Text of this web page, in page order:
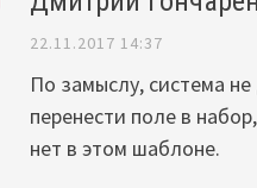
22.11.2017 14:37
По замыслу, система не
перенести поле в
нет в этом шаблоне.